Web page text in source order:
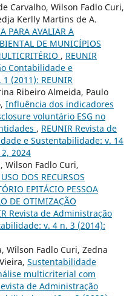
Carvalho, Wilson Fadlo Curi,
Kerlly Martins de A.
PARA AVALIAR A
DE MUNICÍPIOS
, REUNIR
Contabilidade e
(2011): REUNIR
Ribeiro Almeida, Paulo
Influência dos indicadores
voluntário ESG no
, REUNIR Revista de
e Sustentabilidade: v. 14
2024
Wilson Fadlo Curi,
DOS RECURSOS
EPITÁCIO PESSOA
DE OTIMIZAÇÃO
Revista de Administração
v. 4 n. 3 (2014):
Wilson Fadlo Curi, Zedna
Sustentabilidade
multicriterial com
de Administração